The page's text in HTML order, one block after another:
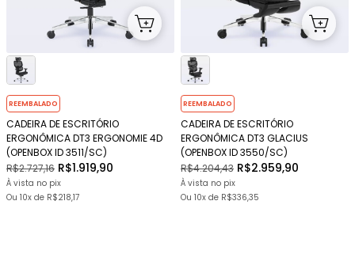
REEMBALADO
CADEIRA DE ESCRITÓRIO
ERGONÔMICA DT3 ERGONOMIE 4D
(OPENBOX ID 3511/SC)
R$2.727,16 R$1.919,90
À vista no pix
Ou 10x de R$218,17
REEMBALADO
CADEIRA DE ESCRITÓRIO
ERGONÔMICA DT3 GLACIUS
(OPENBOX ID 3550/SC)
R$4.204,43 R$2.959,90
À vista no pix
Ou 10x de R$336,35